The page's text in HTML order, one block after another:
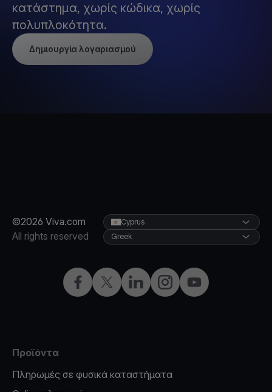
κατάστημα, χωρίς κώδικα, χωρίς
πολυπλοκότητα.
Δημιουργία λογαριασμού
©2026 Viva.com
All rights reserved
Facebook
X LinkedInInstagramYouTube
Cyprus
Greek
Προϊόντα
Πληρωμές σε φυσικά καταστήματα